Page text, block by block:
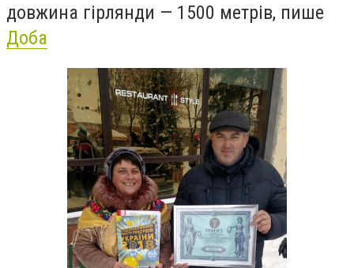
довжина гірлянди — 1500 метрів, пише
Доба